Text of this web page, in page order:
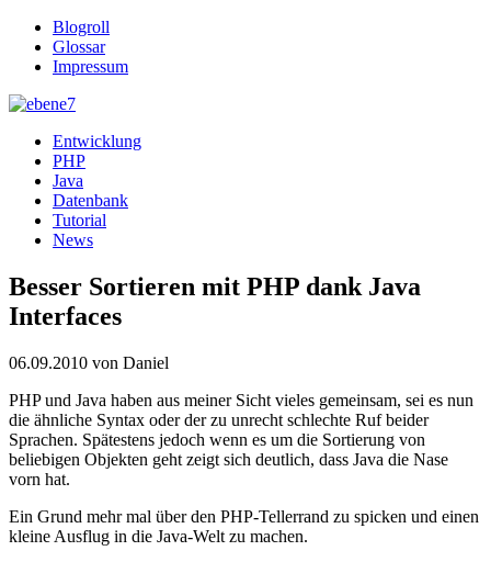
Blogroll
Glossar
Impressum
Entwicklung
PHP
Java
Datenbank
Tutorial
News
Besser Sortieren mit PHP dank Java
Interfaces
06.09.2010 von Daniel
PHP und Java haben aus meiner Sicht vieles gemeinsam, sei es nun
die ähnliche Syntax oder der zu unrecht schlechte Ruf beider
Sprachen. Spätestens jedoch wenn es um die Sortierung von
beliebigen Objekten geht zeigt sich deutlich, dass Java die Nase
vorn hat.
Ein Grund mehr mal über den PHP-Tellerrand zu spicken und einen
kleine Ausflug in die Java-Welt zu machen.